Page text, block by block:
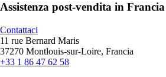
Assistenza post-vendita in Francia
Contattaci
11 rue Bernard Maris
37270 Montlouis-sur-Loire, Francia
+33 1 86 47 62 58